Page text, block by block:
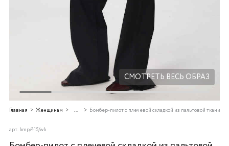
СМОТРЕТЬ ВЕСЬ ОБРАЗ
Главная Женщинам ... Бомбер-пилот с плечевой складкой из пальтовой ткани,
арт. bmp/415/wb
Оплачивайте сегодня только
% картой любого банка
Получайте товар
выбранный способом
Оставшиеся75% будут
списыватьсяс вашей карты
по